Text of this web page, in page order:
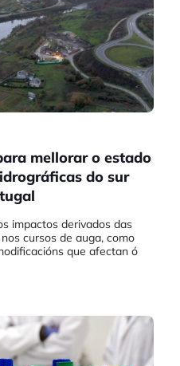
mellorar o estado
do sur
impactos derivados das
cursos de auga, como
que afectan ó